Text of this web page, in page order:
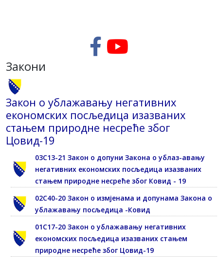
Закони
Закон о ублажавању негативних
економских посљедица изазваних
стањем природне несреће због
Цовид-19
03С13-21 Закон о допуни Закона о ублаз-авању
негативних економских посљедица изазваних
стањем природне несреће због Ковид - 19
02С40-20 Закон о измјенама и допунама Закона о
ублажавању посљедица -Ковид
01С17-20 Закон о ублажавању негативних
економских посљедица изазваних стањем
природне несреће због Цовид-19